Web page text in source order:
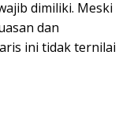
dimiliki. Meski
dan
ini tidak ternilai